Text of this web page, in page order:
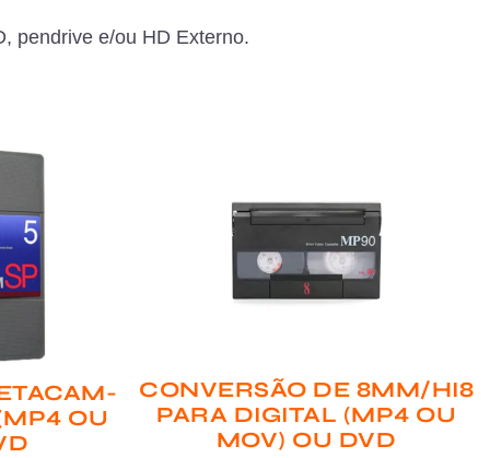
pendrive e/ou HD Externo.
OU
CONVERSÃO DE 8MM/HI8
PARA DIGITAL (MP4 OU
MOV) OU DVD